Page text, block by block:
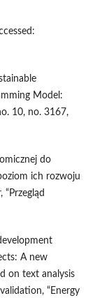
Model:
10, no. 3167,
do
ich rozwoju
A new
on text analysis
“Energy